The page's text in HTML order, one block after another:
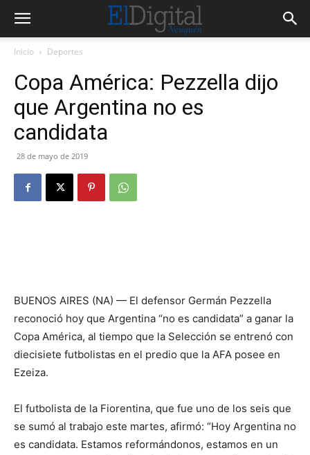
Inicio Deportes
Copa América: Pezzella dijo
que Argentina no es
candidata
28 de mayo de 2019
BUENOS AIRES (NA) — El defensor Germán Pezzella
reconoció hoy que Argentina “no es candidata” a ganar la
Copa América, al tiempo que la Selección se entrenó con
diecisiete futbolistas en el predio que la AFA posee en
Ezeiza.
El futbolista de la Fiorentina, que fue uno de los seis que
se sumó al trabajo este martes, afirmó: “Hoy Argentina no
es candidata. Estamos reformándonos, estamos en un